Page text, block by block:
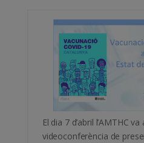
El dia 7 d’abril l’AMTHC
videoconferència de